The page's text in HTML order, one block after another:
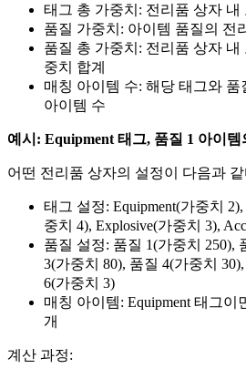
태그 총 가중치: 전리품 상자 내
품질 가중치: 아이템 품질의 전
품질 총 가중치: 전리품 상자 내
중치 합계
매칭 아이템 수: 해당 태그와
아이템 수
예시: Equipment 태그, 품질 1 아이
어떤 전리품 상자의 설정이 다음과
태그 설정: Equipment(가중치
중치 4), Explosive(가중치 3),
품질 설정: 품질 1(가중치 250),
3(가중치 80), 품질 4(가중치
6(가중치 3)
매칭 아이템: Equipment 태그
개
계산 과정: